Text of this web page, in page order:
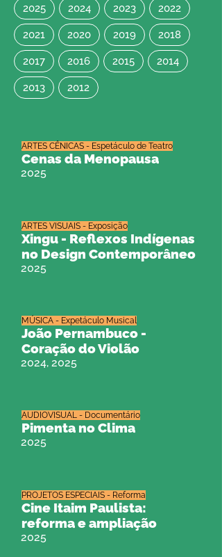
2025 2024 2023 2022
2021 2020 2019 2018
2017 2016 2015 2014
2013 2012
Cenas da Menopausa
2025
ARTES CÊNICAS - Espetáculo de Teatro
Xingu - Reflexos Indígenas
no Design Contemporâneo
2025
ARTES VISUAIS - Exposição
João Pernambuco -
Coração do Violão
2024, 2025
MÚSICA - Expetáculo Musical
Pimenta no Clima
2025
AUDIOVISUAL - Documentário
Cine Itaim Paulista:
reforma e ampliação
2025
PROJETOS ESPECIAIS - Reforma